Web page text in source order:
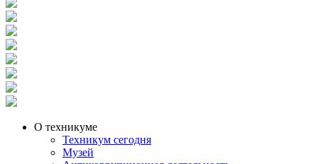
О техникуме
Техникум сегодня
Музей